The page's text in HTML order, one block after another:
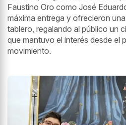
Faustino Oro como José
máxima entrega y ofrecieron
tablero, regalando al público un
que mantuvo el interés desde el
movimiento.